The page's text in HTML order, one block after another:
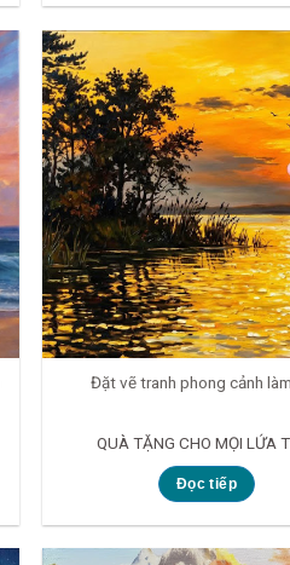
Đặt vẽ tranh phong cảnh
QUÀ TẶNG CHO MỌI LỨA
Đọc tiếp